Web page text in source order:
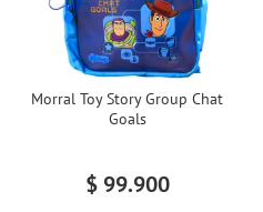
Morral Toy Story Group Chat
Goals
$ 99.900